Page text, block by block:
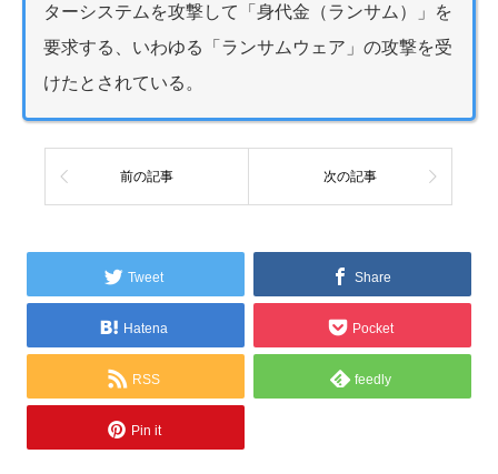
ターシステムを攻撃して「身代金（ランサム）」を
要求する、いわゆる「ランサムウェア」の攻撃を受
けたとされている。
前の記事 次の記事
Tweet Share
Hatena Pocket
RSS feedly
Pin it